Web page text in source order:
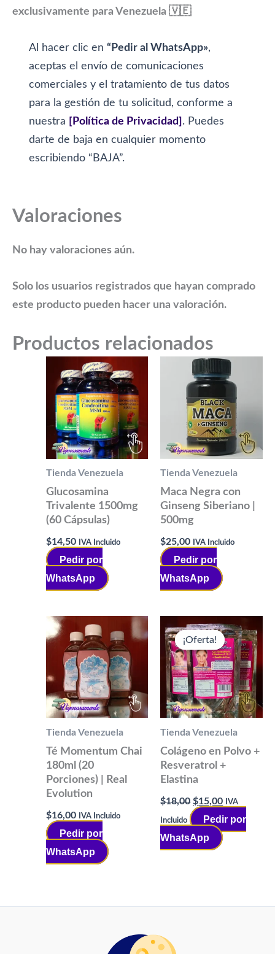
exclusivamente para Venezuela 🇻🇪
Al hacer clic en“Pedir al WhatsApp»,
aceptas el envío de comunicaciones
comerciales y el tratamiento de tus datos
para la gestión de tu solicitud, conforme a
nuestra [Política de Privacidad] . Puedes
darte de baja en cualquier momento
escribiendo “BAJA”.
Valoraciones
No hay valoraciones aún.
Solo los usuarios registrados que hayan comprado
este producto pueden hacer una valoración.
Productos relacionados
Tienda Venezuela
Glucosamina
Trivalente 1500mg
(60 Cápsulas)
$14,50 IVA Incluido
Pedir por
WhatsApp
Tienda Venezuela
Maca Negra con
Ginseng Siberiano |
500mg
$25,00 IVA Incluido
Pedir por
WhatsApp
Tienda Venezuela
Té Momentum Chai
180ml (20
Porciones) | Real
Evolution
$16,00 IVA Incluido
Pedir por
WhatsApp
¡Oferta!
¡Oferta!
Tienda Venezuela
Colágeno en Polvo +
Resveratrol +
Elastina
$18,00 El
precio
original
era:
$18,00.
$15,00El
precio
actual
es:
IVA
Incluido
Pedir por
WhatsApp